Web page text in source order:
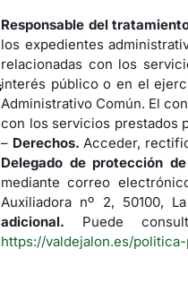
Responsable del
los expedientes
relacionadas con los
interés público o en el
Administrativo Común. El
con los servicios prestados
– Derechos. Acceder,
Delegado de protección
mediante correo
Auxiliadora nº 2, 50100,
adicional. Puede
https://valdejalon.es/